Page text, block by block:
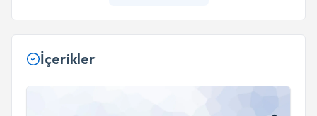
İçerikler